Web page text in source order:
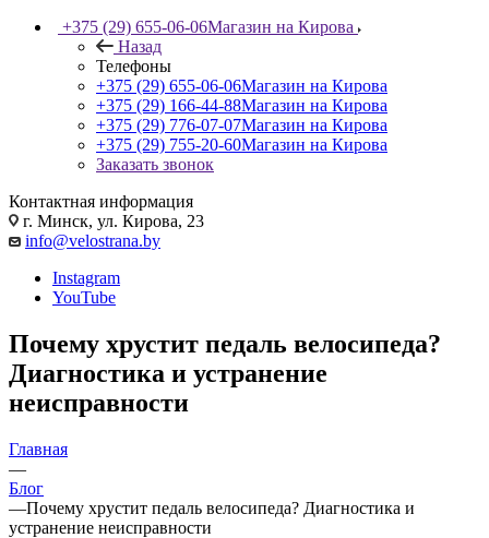
+375 (29) 655-06-06Магазин на Кирова
Назад
Телефоны
+375 (29) 655-06-06Магазин на Кирова
+375 (29) 166-44-88Магазин на Кирова
+375 (29) 776-07-07Магазин на Кирова
+375 (29) 755-20-60Магазин на Кирова
Заказать звонок
Контактная информация
г. Минск, ул. Кирова, 23
info@velostrana.by
Instagram
YouTube
Почему хрустит педаль велосипеда?
Диагностика и устранение
неисправности
Главная
—
Блог
—Почему хрустит педаль велосипеда? Диагностика и
устранение неисправности